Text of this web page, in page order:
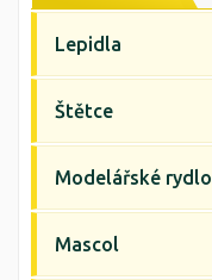
Lepidla
Štětce
Modelářské rydlo
Mascol